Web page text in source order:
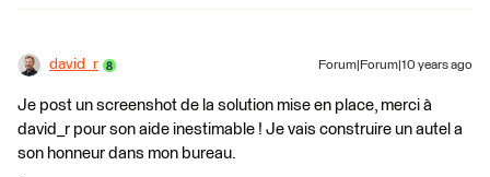
david_r Forum|Forum|10 years ago
Je post un screenshot de la solution mise en place, merci à
david_r pour son aide inestimable ! Je vais construire un autel a
son honneur dans mon bureau.